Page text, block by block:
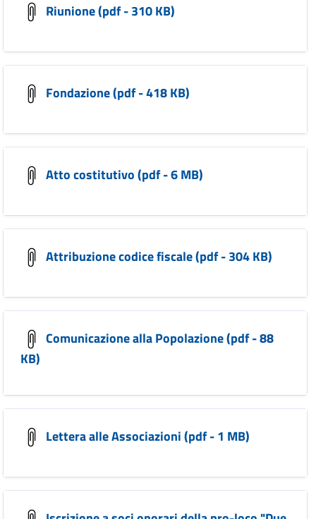
Riunione (pdf - 310 KB)
Fondazione (pdf - 418 KB)
Atto costitutivo (pdf - 6 MB)
Attribuzione codice fiscale (pdf - 304 KB)
Comunicazione alla Popolazione (pdf - 88
KB)
Lettera alle Associazioni (pdf - 1 MB)